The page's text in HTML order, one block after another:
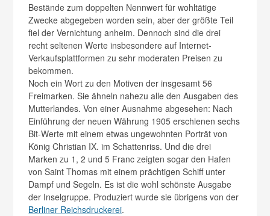
Bestände zum doppelten Nennwert für wohltätige
Zwecke abgegeben worden sein, aber der größte Teil
fiel der Vernichtung anheim. Dennoch sind die drei
recht seltenen Werte insbesondere auf Internet-
Verkaufsplattformen zu sehr moderaten Preisen zu
bekommen.
Noch ein Wort zu den Motiven der insgesamt 56
Freimarken. Sie ähneln nahezu alle den Ausgaben des
Mutterlandes. Von einer Ausnahme abgesehen: Nach
Einführung der neuen Währung 1905 erschienen sechs
Bit-Werte mit einem etwas ungewohnten Porträt von
König Christian IX. im Schattenriss. Und die drei
Marken zu 1, 2 und 5 Franc zeigten sogar den Hafen
von Saint Thomas mit einem prächtigen Schiff unter
Dampf und Segeln. Es ist die wohl schönste Ausgabe
der Inselgruppe. Produziert wurde sie übrigens von der
Berliner Reichsdruckerei.